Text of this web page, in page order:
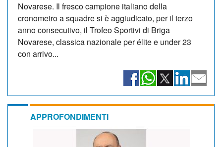
Novarese. Il fresco campione italiano della
cronometro a squadre si è aggiudicato, per il terzo
anno consecutivo, il Trofeo Sportivi di Briga
Novarese, classica nazionale per élite e under 23
con arrivo...
APPROFONDIMENTI